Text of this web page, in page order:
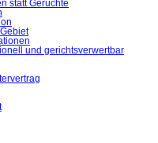
statt Gerüchte
und gerichtsverwertbar